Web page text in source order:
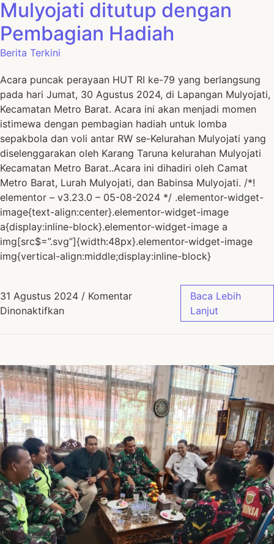
Mulyojati ditutup dengan
Pembagian Hadiah
Berita Terkini
Acara puncak perayaan HUT RI ke-79 yang berlangsung
pada hari Jumat, 30 Agustus 2024, di Lapangan Mulyojati,
Kecamatan Metro Barat. Acara ini akan menjadi momen
istimewa dengan pembagian hadiah untuk lomba
sepakbola dan voli antar RW se-Kelurahan Mulyojati yang
diselenggarakan oleh Karang Taruna kelurahan Mulyojati
Kecamatan Metro Barat..Acara ini dihadiri oleh Camat
Metro Barat, Lurah Mulyojati, dan Babinsa Mulyojati. /*!
elementor – v3.23.0 – 05-08-2024 */ .elementor-widget-
image{text-align:center}.elementor-widget-image
a{display:inline-block}.elementor-widget-image a
img[src$=”.svg”]{width:48px}.elementor-widget-image
img{vertical-align:middle;display:inline-block}
31 Agustus 2024 / Komentar
Dinonaktifkan
Baca Lebih
Lanjut